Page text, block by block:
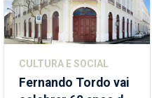
CULTURA E SOCIAL
Fernando Tordo vai